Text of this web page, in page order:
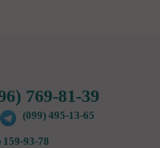
769-81-39
(099) 495-13-65
159-93-78